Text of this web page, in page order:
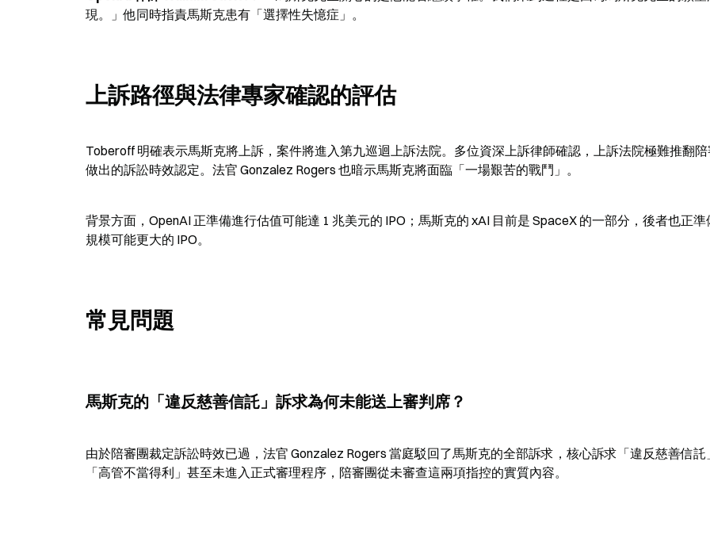
現。」他同時指責馬斯克患有「選擇性失憶症」。
上訴路徑與法律專家確認的評估
Toberoff 明確表示馬斯克將上訴，案件將進入第九巡迴上訴法院。多位資深上訴律師確認，上訴法院極難推翻陪
做出的訴訟時效認定。法官 Gonzalez Rogers 也暗示馬斯克將面臨「一場艱苦的戰鬥」。
背景方面，OpenAI 正準備進行估值可能達 1 兆美元的 IPO；馬斯克的 xAI 目前是 SpaceX 的一部分，後者也正
規模可能更大的 IPO。
常見問題
馬斯克的「違反慈善信託」訴求為何未能送上審判席？
由於陪審團裁定訴訟時效已過，法官 Gonzalez Rogers 當庭駁回了馬斯克的全部訴求，核心訴求「違反慈善信託
「高管不當得利」甚至未進入正式審理程序，陪審團從未審查這兩項指控的實質內容。